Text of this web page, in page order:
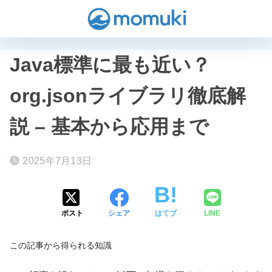
Java標準に最も近い？
org.jsonライブラリ徹底解
説 – 基本から応用まで
2025年7月13日
ポスト シェア はてブ LINE
この記事から得られる知識